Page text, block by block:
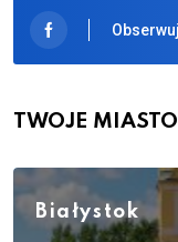
TWOJE MIASTO
Białystok